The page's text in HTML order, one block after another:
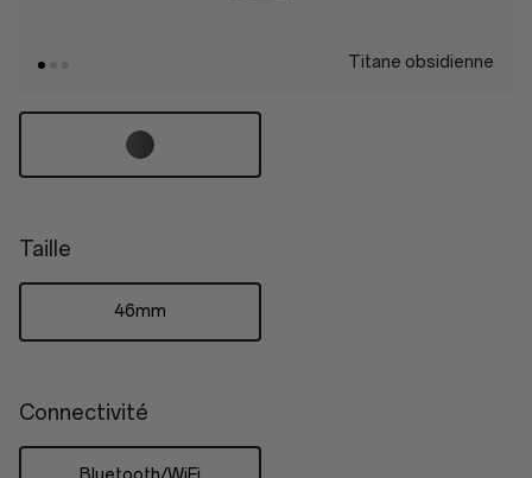
Titane obsidienne
Taille
46mm
Connectivité